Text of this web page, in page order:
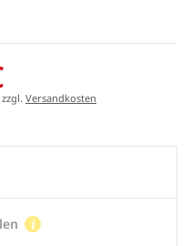
Versandkosten